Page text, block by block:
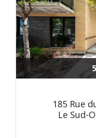
185 Rue
Le Sud-